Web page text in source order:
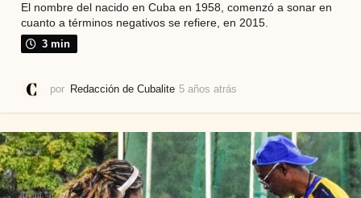
El nombre del nacido en Cuba en 1958, comenzó a sonar en
cuanto a términos negativos se refiere, en 2015.
3 min
por Redacción de Cubalite 5 años atrás
o
a